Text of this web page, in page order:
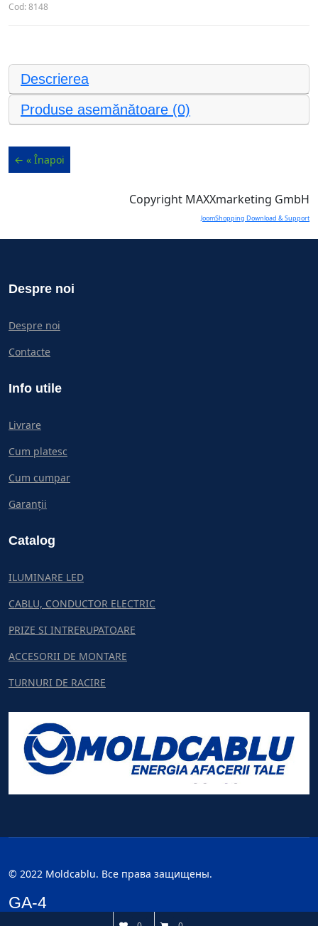
Cod:8148
Descrierea
Produse asemănătoare (0)
Copyright MAXXmarketing GmbH
JoomShopping Download & Support
Despre noi
Despre noi
Contacte
Info utile
Livrare
Cum platesc
Cum cumpar
Garanții
Catalog
ILUMINARE LED
CABLU, CONDUCTOR ELECTRIC
PRIZE SI INTRERUPATOARE
ACCESORII DE MONTARE
TURNURI DE RACIRE
© 2022 Moldcablu. Все права защищены.
GA-4